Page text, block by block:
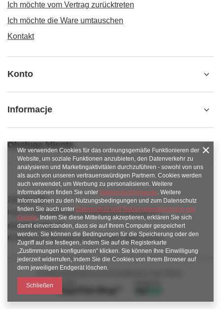
Ich möchte vom Vertrag zurücktreten
Ich möchte die Ware umtauschen
Kontakt
Konto
Informacje
Obsługa klienta
789 221 795
https://www.facebook.com/KAROlineZielonaGora
sklep@karoline.pl
KAROline24, Ekologiczna 2,65-364 Zielona Góra
Wir verwenden Cookies für das ordnungsgemäße Funktionieren der
Website, um soziale Funktionen anzubieten, den Datenverkehr zu
analysieren und Marketingaktivitäten durchzuführen - sowohl von uns
als auch von unseren vertrauenswürdigen Partnern. Cookies werden
auch verwendet, um Werbung zu personalisieren. Weitere
Informationen finden Sie unter Datenschutzhinweise. Weitere
Informationen zu den Nutzungsbedingungen und zum Datenschutz
finden Sie auch unter Datenschutz und Nutzungsbedingungen von
Google. Indem Sie diese Mitteilung akzeptieren, erklären Sie sich
damit einverstanden, dass sie auf Ihrem Computer gespeichert
werden. Sie können die Bedingungen für die Speicherung oder den
Zugriff auf sie festlegen, indem Sie auf die Registerkarte
„Zustimmungen konfigurieren“ klicken. Sie können Ihre Einwilligung
jederzeit widerrufen, indem Sie die Cookies von Ihrem Browser auf
dem jeweiligen Endgerät löschen.
Schließen